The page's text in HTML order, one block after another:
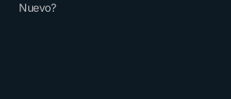
Nuevo?